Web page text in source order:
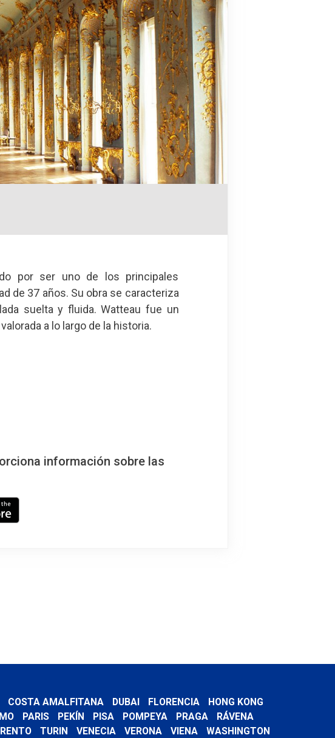
por ser uno de los principales
de 37 años. Su obra se caracteriza
suelta y fluida. Watteau fue un
a lo largo de la historia.
información sobre las
COSTA AMALFITANA DUBAI FLORENCIA
HONG KONG
PARIS PEKÍN PISA POMPEYA PRAGA
RÁVENA
TURIN VENECIA VERONA VIENA WASHINGTON